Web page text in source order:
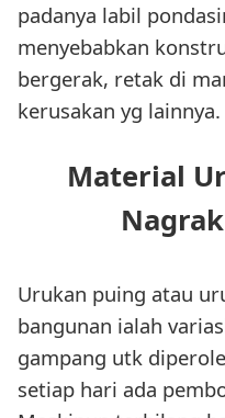
padanya labil
menyebabkan
bergerak, retak di
kerusakan yg lainnya.
Material
Urukan puing atau
bangunan ialah
gampang utk
setiap hari ada